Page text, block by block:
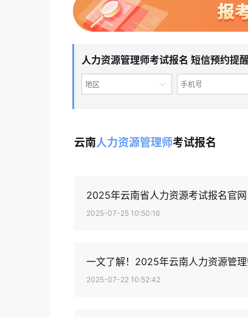
人力资源管理师考试报名 短信预约提
地区
云南人力资源管理师考试报名
2025年云南省人力资源考试报名官网
2025-07-25 10:50:16
一文了解！2025年云南人力资源管
2025-07-22 10:52:42